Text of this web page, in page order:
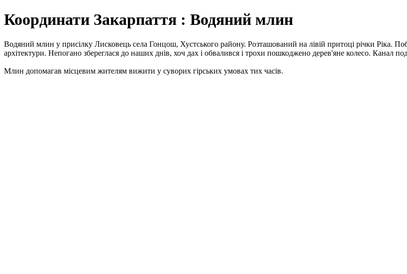
Координати Закарпаття : Водяний млин
Водяний млин у присілку Лисковець села Гонцош, Хустського району. Розташований на лівій притоці річки Ріка.
архітектури. Непогано збереглася до наших днів, хоч дах і обвалився і трохи пошкоджено дерев'яне колесо. Канал
Млин допомагав місцевим жителям вижити у суворих гірських умовах тих часів.